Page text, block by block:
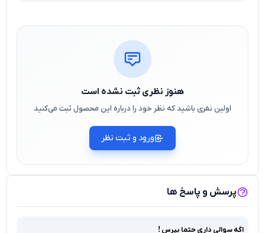
هنوز نظری ثبت نشده است
اولین نفری باشید که نظر خود را درباره این محصول ثبت می‌کنید
ورود و ثبت نظر
پرسش و پاسخ ها
اگه سوالی داری حتما بپرس !